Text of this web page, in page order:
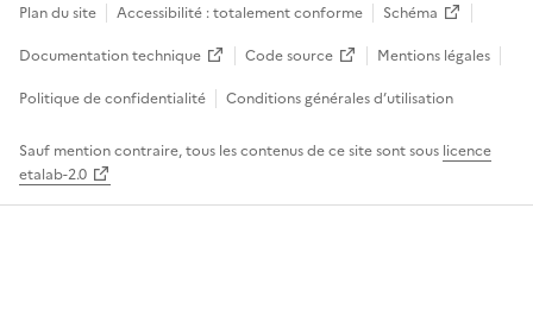
Plan du site Accessibilité : totalement conforme
Schéma
Documentation technique
Code source
Mentions légales
Politique de confidentialité
Conditions générales d’utilisation
Sauf mention contraire, tous les contenus de ce site sont sous licence
etalab-2.0